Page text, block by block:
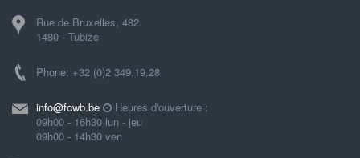
Rue de Bruxelles, 482
1480 - Tubize
Phone: +32 (0)2 349.19.28
info@fcwb.be
Heures d'ouverture :
09h00 - 16h30 lun - jeu
09h00 - 14h30 ven